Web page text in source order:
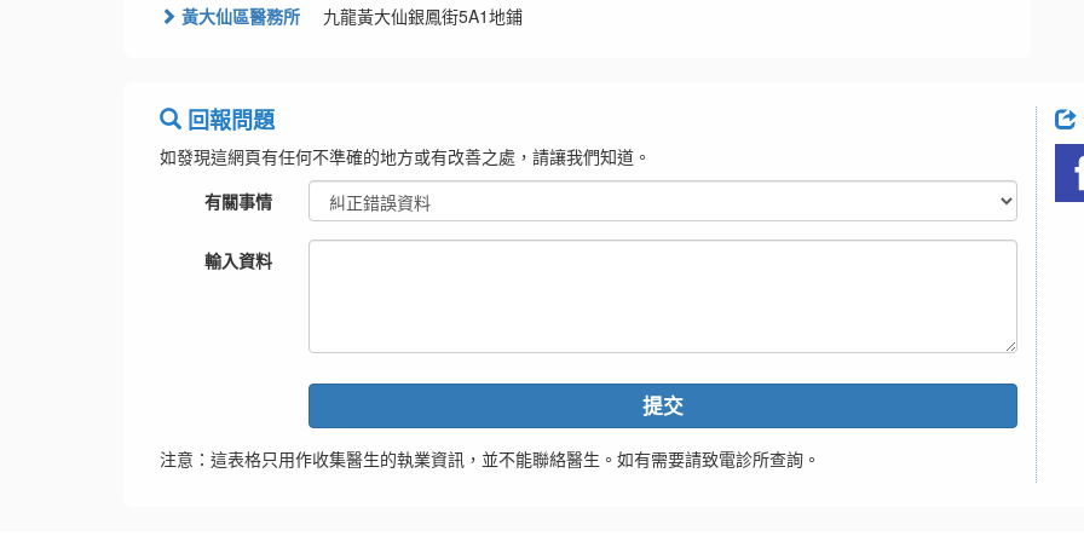
黃大仙區醫務所 九龍黃大仙銀鳳街5A1地鋪
回報問題
如發現這網頁有任何不準確的地方或有改善之處，請讓我們知道。
有關事情
輸入資料
提交
注意：這表格只用作收集醫生的執業資訊，並不能聯絡醫生。如有需要請致電診所查詢。